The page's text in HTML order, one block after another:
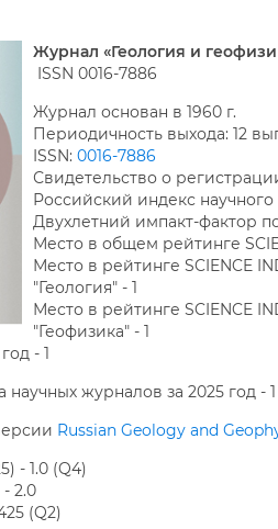
Журнал «Геология и
ISSN 0016-7886
Журнал основан в 1960 г.
Периодичность выхода: 12
ISSN: 0016-7886
Свидетельство о
Российский индекс
Двухлетний импакт-фактор
Место в общем рейтинге
Место в рейтинге SCIENCE
"Геология" - 1
Место в рейтинге SCIENCE
"Геофизика" - 1
- 1
журналов за 2025 год - 1
Russian Geology and
- 1.0 (Q4)
- 2.0
(Q2)